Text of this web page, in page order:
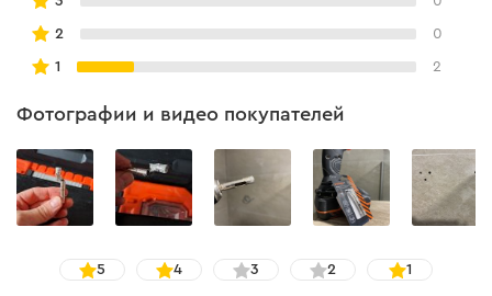
2 0
1 2
Фотографии и видео покупателей
5 4 3 2 1